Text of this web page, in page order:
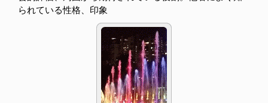
られている性格、印象